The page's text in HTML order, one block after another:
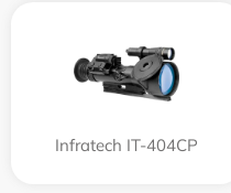
Infratech IT-404CP